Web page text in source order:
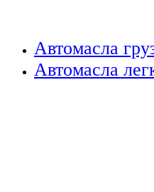
Автомасла
Автомасла